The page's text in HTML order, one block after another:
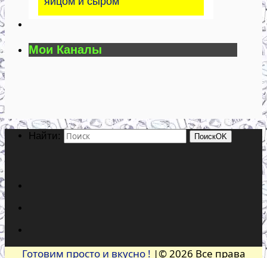
Мои Каналы
Найти: ПоискOK
Готовим просто и вкусно ! |© 2026 Все права